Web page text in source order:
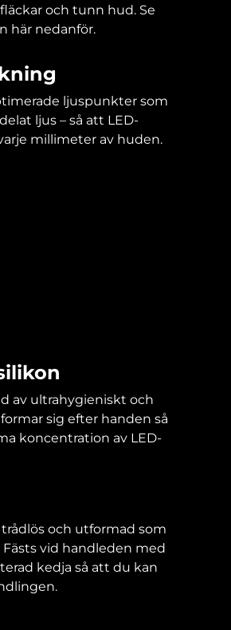
och tunn hud. Se
här nedanför.
ljuspunkter som
ljus – så att LED-
millimeter av huden.
av ultrahygieniskt och
sig efter handen så
koncentration av LED-
och utformad som
vid handleden med
kedja så att du kan